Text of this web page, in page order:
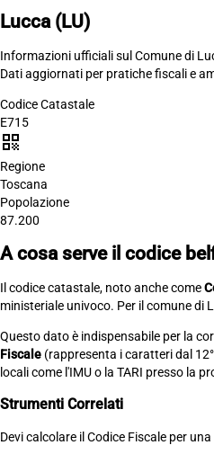
Lucca (LU)
Informazioni ufficiali sul Comune di
Dati aggiornati per pratiche fiscali e
Codice Catastale
E715
qr_code
Regione
Toscana
Popolazione
87.200
A cosa serve il codice
Il codice catastale, noto anche come
ministeriale univoco. Per il comune di
Questo dato è indispensabile per la
Fiscale (rappresenta i caratteri dal
locali come l'IMU o la TARI presso la
Strumenti Correlati
Devi calcolare il Codice Fiscale per